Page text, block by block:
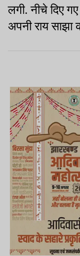
लगी.नीचे दिए गए
अपनी राय साझा